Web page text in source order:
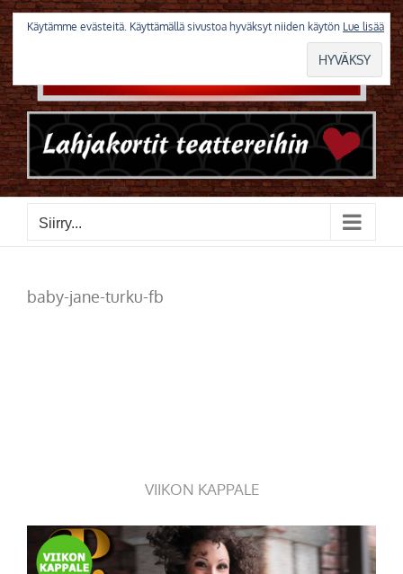
Skip
to
content
Siirry...
baby-jane-turku-fb
VIIKON KAPPALE
Käytämme evästeitä. Käyttämällä sivustoa hyväksyt niiden käytön Lue lisää